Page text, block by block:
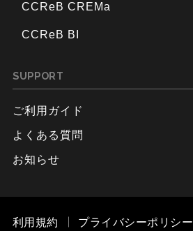
CCReB CREMa
CCReB BI
SUPPORT
ご利用ガイド
よくある質問
お知らせ
利用規約 プライバシーポリシー